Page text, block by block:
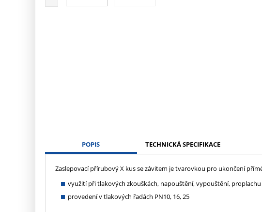
POPIS TECHNICKÁ SPECIFIKACE
Zaslepovací přírubový X kus se závitem je tvarovkou pro ukončení
využití při tlakových zkouškách, napouštění, vypouštění,
provedení v tlakových řadách PN10, 16, 25